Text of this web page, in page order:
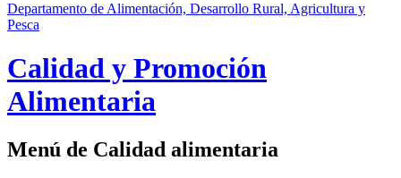
Departamento de Alimentación, Desarrollo Rural, Agricultura y
Pesca
Calidad y Promoción
Alimentaria
Menú de Calidad alimentaria